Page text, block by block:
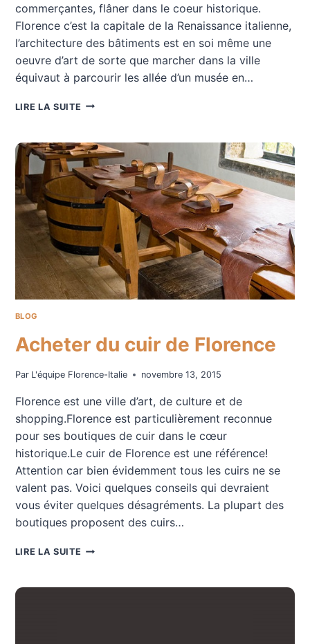
commerçantes, flâner dans le coeur historique.
Florence c’est la capitale de la Renaissance italienne,
l’architecture des bâtiments est en soi même une
oeuvre d’art de sorte que marcher dans la ville
équivaut à parcourir les allée d’un musée en…
LIRE LA SUITE QUAND
FLORENCE?
BLOG
Acheter du cuir de Florence
Par L'équipe Florence-Italie novembre 13, 2015
Florence est une ville d’art, de culture et de
shopping.Florence est particulièrement reconnue
pour ses boutiques de cuir dans le cœur
historique.Le cuir de Florence est une référence!
Attention car bien évidemment tous les cuirs ne se
valent pas. Voici quelques conseils qui devraient
vous éviter quelques désagréments. La plupart des
boutiques proposent des cuirs…
LIRE LA SUITE ACHETER
DE